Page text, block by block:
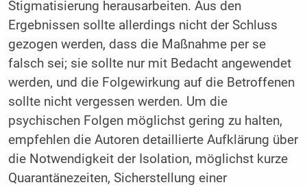
Stigmatisierung herausarbeiten. Aus den
Ergebnissen sollte allerdings nicht der Schluss
gezogen werden, dass die Maßnahme per se
falsch sei; sie sollte nur mit Bedacht angewendet
werden, und die Folgewirkung auf die Betroffenen
sollte nicht vergessen werden. Um die
psychischen Folgen möglichst gering zu halten,
empfehlen die Autoren detaillierte Aufklärung über
die Notwendigkeit der Isolation, möglichst kurze
Quarantänezeiten, Sicherstellung einer